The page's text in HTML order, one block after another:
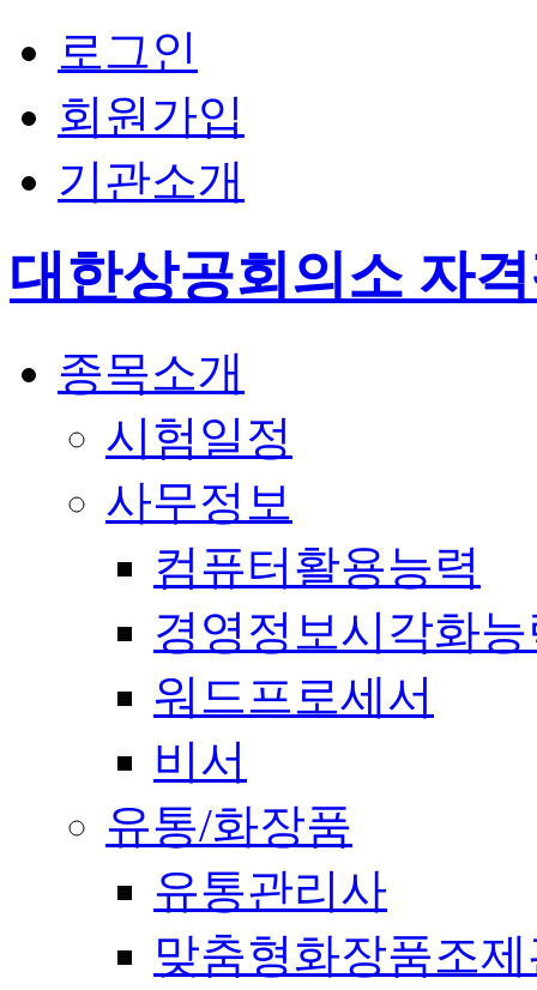
로그인
회원가입
기관소개
대한상공회의소 자
종목소개
시험일정
사무정보
컴퓨터활용능력
경영정보시각화
워드프로세서
비서
유통/화장품
유통관리사
맞춤형화장품조